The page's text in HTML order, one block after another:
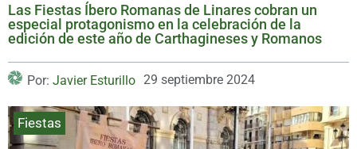
Las Fiestas Íbero Romanas de Linares cobran un
especial protagonismo en la celebración de la
edición de este año de Carthagineses y Romanos
Por: Javier Esturillo 29 septiembre 2024
Fiestas